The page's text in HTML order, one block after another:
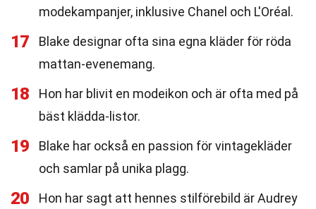
modekampanjer, inklusive Chanel och L'Oréal.
17
Blake designar ofta sina egna kläder för röda
mattan-evenemang.
18
Hon har blivit en modeikon och är ofta med på
bäst klädda-listor.
19
Blake har också en passion för vintagekläder
och samlar på unika plagg.
20
Hon har sagt att hennes stilförebild är Audrey